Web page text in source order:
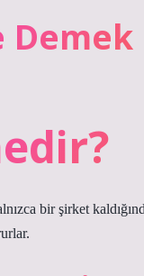
Demek
bir şirket